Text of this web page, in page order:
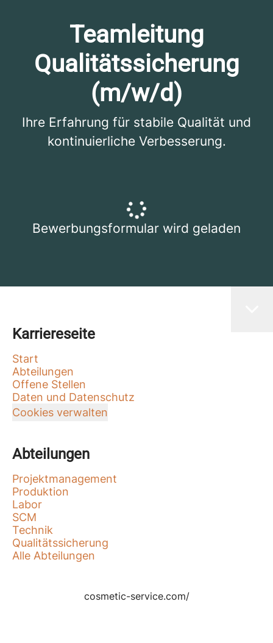
Teamleitung
Qualitätssicherung
(m/w/d)
Ihre Erfahrung für stabile Qualität und
kontinuierliche Verbesserung.
Bewerbungsformular wird geladen
Karriereseite
Start
Abteilungen
Offene Stellen
Daten und Datenschutz
Cookies verwalten
Abteilungen
Projektmanagement
Produktion
Labor
SCM
Technik
Qualitätssicherung
Alle Abteilungen
cosmetic-service.com/